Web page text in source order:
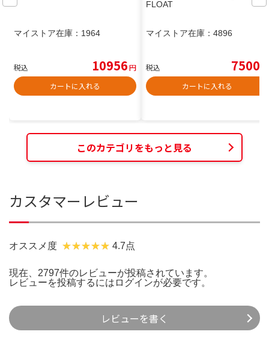
マイストア在庫： 1964
税込 10956円
カートに入れる
FLOAT
マイストア在庫： 4896
税込 7500
カートに入れる
このカテゴリをもっと見る
カスタマーレビュー
オススメ度 4.7点
現在、2797件のレビューが投稿されています。
レビューを投稿するには ログインが必要です。
レビューを書く